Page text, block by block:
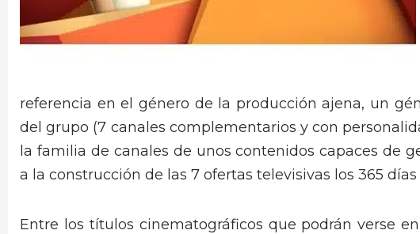
referencia en el género de la producción ajena, un
del grupo (7 canales complementarios y con
la familia de canales de unos contenidos capaces de
a la construcción de las 7 ofertas televisivas los 365 días
Entre los títulos cinematográficos que podrán verse en